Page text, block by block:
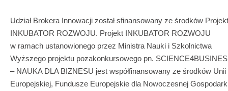
Udział Brokera Innowacji został sfinansowany ze środków
INKUBATOR ROZWOJU. Projekt INKUBATOR ROZWOJU
w ramach ustanowionego przez Ministra Nauki i Szkolnictwa
Wyższego projektu pozakonkursowego pn.
– NAUKA DLA BIZNESU jest współfinansowany ze środków Unii
Europejskiej, Fundusze Europejskie dla Nowoczesnej